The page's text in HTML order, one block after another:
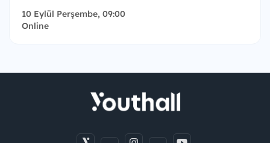
10 Eylül Perşembe, 09:00
Online